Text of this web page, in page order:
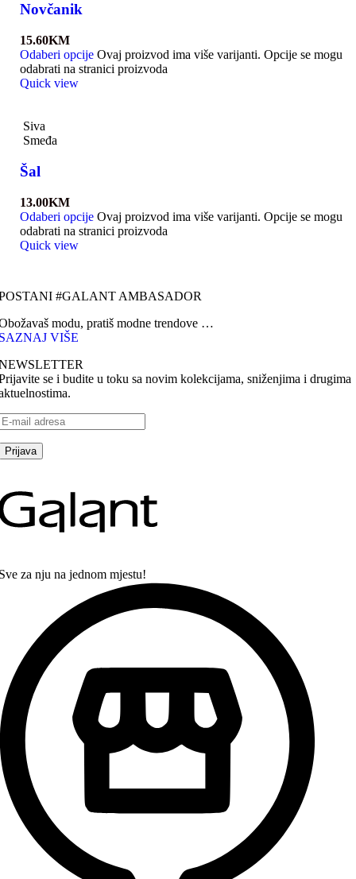
Novčanik
15.60KM
Odaberi opcije Ovaj proizvod ima više varijanti. Opcije se mogu
odabrati na stranici proizvoda
Quick view
Siva
Smeđa
Šal
13.00KM
Odaberi opcije Ovaj proizvod ima više varijanti. Opcije se mogu
odabrati na stranici proizvoda
Quick view
#GALANT AMBASADOR
modu, pratiš modne trendove …
VIŠE
se i budite u toku sa novim kolekcijama, sniženjima i drugima
za nju na jednom mjestu!